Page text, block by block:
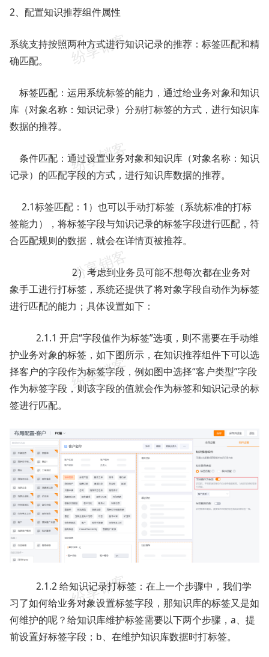
2、配置知识推荐组件属性
系统支持按照两种方式进行知识记录的推荐：标签匹配和精
确匹配。
标签匹配：运用系统标签的能力，通过给业务对象和知识
库（对象名称：知识记录）分别打标签的方式，进行知识库
数据的推荐。
条件匹配：通过设置业务对象和知识库（对象名称：知识
记录）的匹配字段的方式，进行知识库数据的推荐。
2.1标签匹配：1）也可以手动打标签（系统标准的打标
签能力），将标签字段与知识记录的标签字段进行匹配，符
合匹配规则的数据，就会在详情页被推荐。
2）考虑到业务员可能不想每次都在业务对
象手工进行打标签，系统还提供了将对象字段自动作为标签
进行匹配的能力；具体设置如下：
2.1.1 开启“字段值作为标签”选项，则不需要在手动维
护业务对象的标签，如下图所示，在知识推荐组件下可以选
择客户的字段作为标签字段，例如图中选择“客户类型”字段
作为标签字段，则该字段的值就会作为标签和知识记录的标
签进行匹配。
2.1.2 给知识记录打标签：在上一个步骤中，我们学
习了如何给业务对象设置标签字段，那知识库的标签又是如
何维护的呢？给知识库维护标签需要以下两个步骤，a、提
前设置好标签字段；b、在维护知识库数据时打标签。